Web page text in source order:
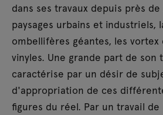
dans ses travaux depuis près
paysages urbains et industriels,
ombellifères géantes, les
vinyles. Une grande part de son
caractérise par un désir de
d'appropriation de ces
figures du réel. Par un travail